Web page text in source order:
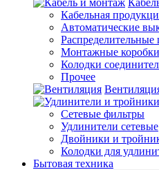
Кабельная
Автоматические
Монтажные коробки
Колодки
Прочее
Сетевые фильтры
Удлинители сетевые
Двойники и
Колодки для
Бытовая техника